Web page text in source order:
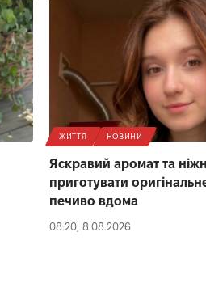
ЖИТТЯ НОВИНИ
Яскравий аромат та
приготувати
печиво вдома
08:20, 8.08.2026